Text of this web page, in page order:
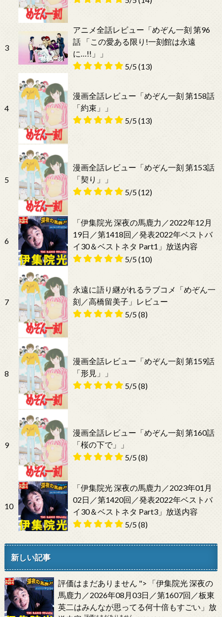
3
アニメ全話レビュー「めぞん一刻 第96
話 「この愛ある限り!一刻館は永遠
に…!!」」
5/5(13)
4
漫画全話レビュー「めぞん一刻 第158話
「約束」」
5/5(13)
5
漫画全話レビュー「めぞん一刻 第153話
「契り」」
5/5(12)
6
「伊集院光 深夜の馬鹿力／2022年12月
19日／第1418回／発表2022年ベストバ
イ30＆ベストネタ Part1」放送内容
5/5(10)
7
永遠に語り継がれるラブコメ「めぞん一
刻／高橋留美子」レビュー
5/5(8)
8
漫画全話レビュー「めぞん一刻 第159話
「形見」」
5/5(8)
9
漫画全話レビュー「めぞん一刻 第160話
「桜の下で」」
5/5(8)
10
「伊集院光 深夜の馬鹿力／2023年01月
02日／第1420回／発表2022年ベストバ
イ30＆ベストネタ Part3」放送内容
5/5(8)
新しい記事
評価はまだありません ">
「伊集院光 深夜の
馬鹿力／2026年08月03日／第1607回／板東
英二はみんなが思ってる何十倍もすごい」放